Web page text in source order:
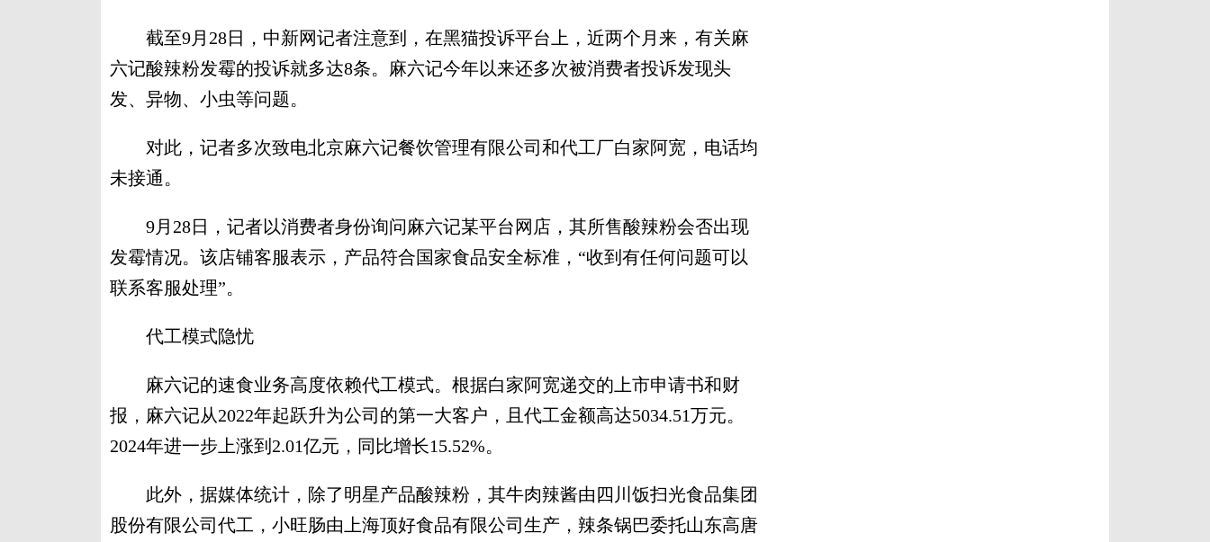
截至9月28日，中新网记者注意到，在黑猫投诉平台上，近两个月来，有关麻
六记酸辣粉发霉的投诉就多达8条。麻六记今年以来还多次被消费者投诉发现头
发、异物、小虫等问题。
对此，记者多次致电北京麻六记餐饮管理有限公司和代工厂白家阿宽，电话均
未接通。
9月28日，记者以消费者身份询问麻六记某平台网店，其所售酸辣粉会否出现
发霉情况。该店铺客服表示，产品符合国家食品安全标准，“收到有任何问题可以
联系客服处理”。
代工模式隐忧
麻六记的速食业务高度依赖代工模式。根据白家阿宽递交的上市申请书和财
报，麻六记从2022年起跃升为公司的第一大客户，且代工金额高达5034.51万元。
2024年进一步上涨到2.01亿元，同比增长15.52%。
此外，据媒体统计，除了明星产品酸辣粉，其牛肉辣酱由四川饭扫光食品集团
股份有限公司代工，小旺肠由上海顶好食品有限公司生产，辣条锅巴委托山东高唐